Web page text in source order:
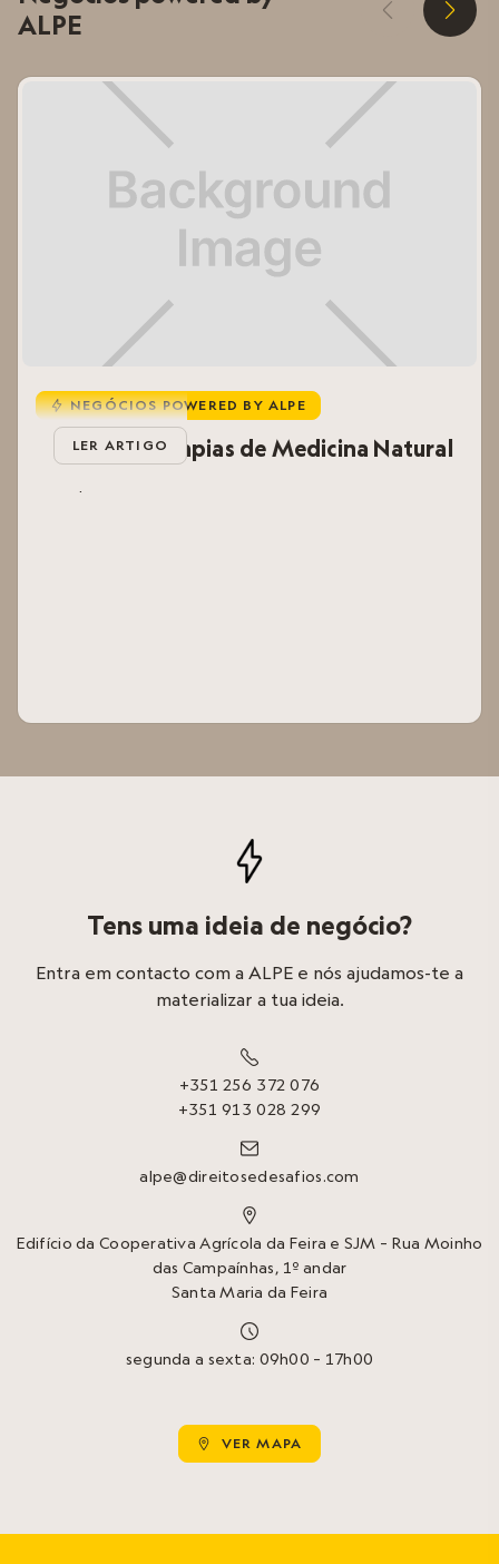
ALPE
D E
u NEGÓCIOS POWERED BY ALPE
Mali Sha | Terapias de Medicina Natural
LER ARTIGO
Tens uma ideia de negócio?
Entra em contacto com a ALPE e nós ajudamos-te a
materializar a tua ideia.

+351 256 372 076
+351 913 028 299

alpe@direitosedesafios.com

Edifício da Cooperativa Agrícola da Feira e SJM – Rua Moinho
das Campaínhas, 1º andar
Santa Maria da Feira

segunda a sexta: 09h00 – 17h00
 VER MAPA